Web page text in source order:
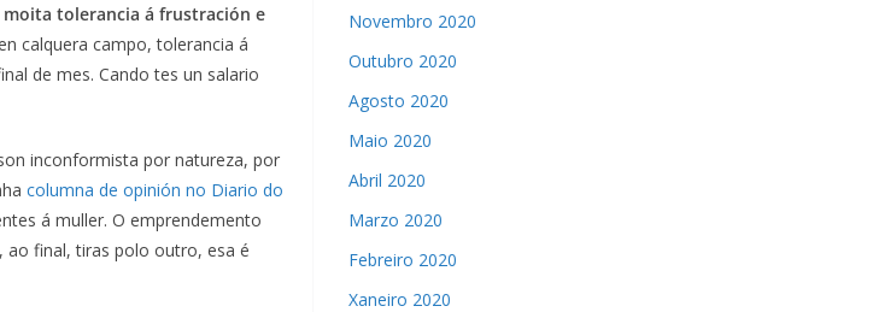
tolerancia á frustración e
calquera campo, tolerancia á
de mes. Cando tes un salario
inconformista por natureza, por
columna de opinión no Diario do
á muller. O emprendemento
ao final, tiras polo outro, esa é
Novembro 2020
Outubro 2020
Agosto 2020
Maio 2020
Abril 2020
Marzo 2020
Febreiro 2020
Xaneiro 2020